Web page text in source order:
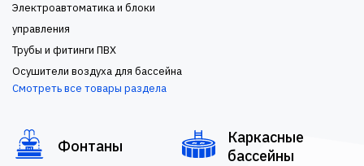
Электроавтоматика и блоки
управления
Трубы и фитинги ПВХ
Осушители воздуха для бассейна
Смотреть все товары раздела
Фонтаны
Каркасные
бассейны